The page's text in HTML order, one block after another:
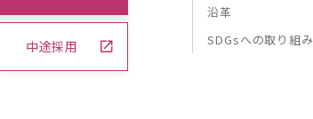
中途採用
沿革
SDGsへの取り組み